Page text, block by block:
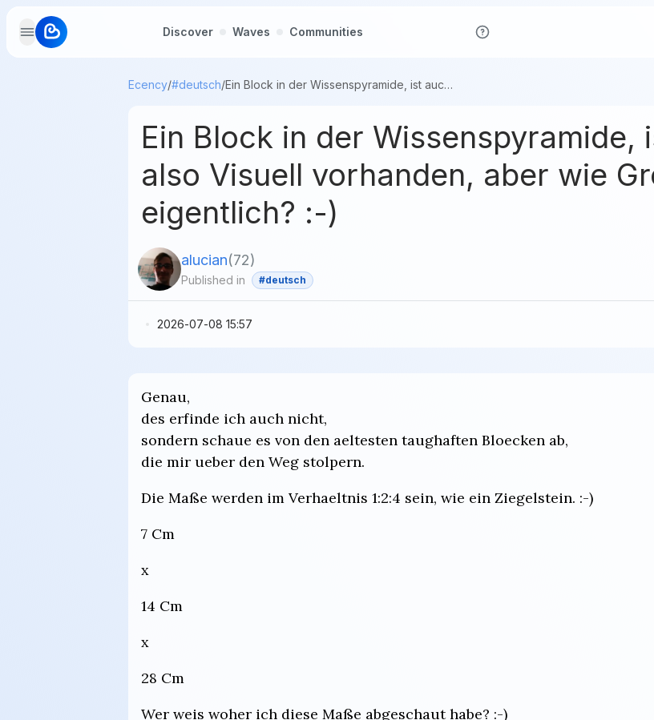
Discover Waves Communities
Ecency/#deutsch/ Ein Block in der Wissenspyramide, ist auch Gangbar, also Visuell vorhanden, aber wie Groß macht man ihn eigentlich? :-)
Ein Block in der Wissenspyramide,
also Visuell vorhanden, aber wie
eigentlich? :-)
alucian(72)
Published in #deutsch
2026-07-08 15:57
Genau,
des erfinde ich auch nicht,
sondern schaue es von den aeltesten taughaften Bloecken ab,
die mir ueber den Weg stolpern.
Die Maße werden im Verhaeltnis 1:2:4 sein, wie ein Ziegelstein. :-)
7 Cm
x
14 Cm
x
28 Cm
Wer weis woher ich diese Maße abgeschaut habe? :-)